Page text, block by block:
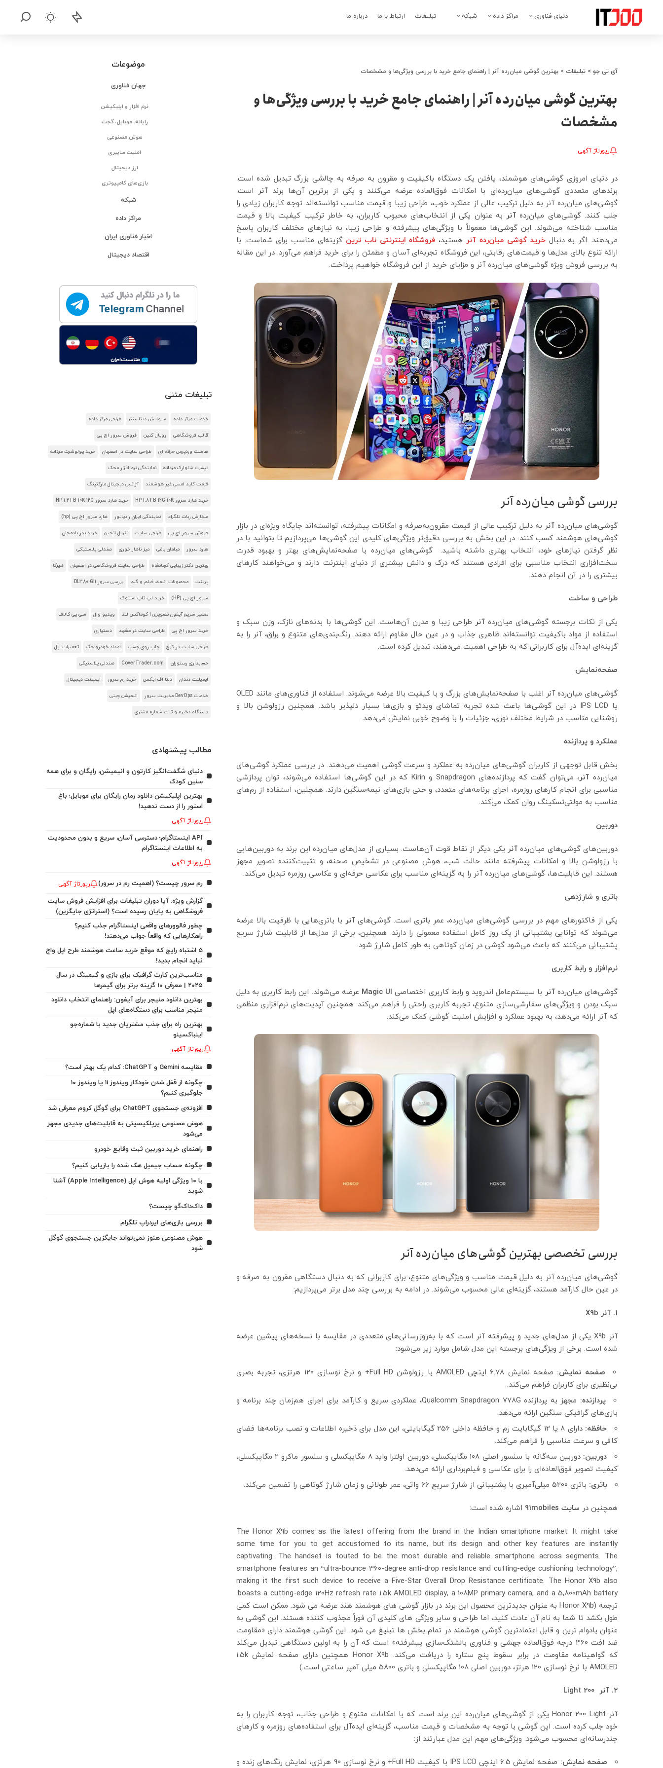
دنیای فناوری مراکز داده شبکه تبلیغات ارتباط با ما درباره ما
آی تی جو > تبلیغات > بهترین گوشی میان‌رده آنر | راهنمای جامع خرید با بررسی ویژگی‌ها و مشخصات
بهترین گوشی میان‌رده آنر | راهنمای جامع خرید با بررسی ویژگی‌ها و
مشخصات
رپورتاژ آگهی
در دنیای امروزی گوشی‌های هوشمند، یافتن یک دستگاه باکیفیت و مقرون به صرفه به چالشی بزرگ تبدیل شده است.
برندهای متعددی گوشی‌های میان‌رده‌ای با امکانات فوق‌العاده عرضه می‌کنند و یکی از برترین آن‌ها برندآنر است.
گوشی‌های میان‌رده آنر به دلیل ترکیب عالی از عملکرد خوب، طراحی زیبا و قیمت مناسب توانسته‌اند توجه کاربران زیادی را
جلب کنند. گوشی‌های میان‌رده آنر به عنوان یکی از انتخاب‌های محبوب کاربران، به خاطر ترکیب کیفیت بالا و قیمت
مناسب شناخته می‌شوند. این گوشی‌ها معمولاً با ویژگی‌های پیشرفته و طراحی زیبا، به نیازهای مختلف کاربران پاسخ
می‌دهند. اگر به دنبالخرید گوشی میان‌رده آنر هستید، فروشگاه اینترنتی ناب ترین گزینه‌ای مناسب برای شماست. با
ارائه تنوع بالای مدل‌ها و قیمت‌های رقابتی، این فروشگاه تجربه‌ای آسان و مطمئن را برای خرید فراهم می‌آورد. در این مقاله
به بررسی فروش ویژه گوشی‌های میان‌رده آنر و مزایای خرید از این فروشگاه خواهیم پرداخت.
بررسی گوشی میان‌رده آنر
گوشی‌های میان‌رده آنر به دلیل ترکیب عالی از قیمت مقرون‌به‌صرفه و امکانات پیشرفته، توانسته‌اند جایگاه ویژه‌ای در بازار
گوشی‌های هوشمند کسب کنند. در این بخش به بررسی دقیق‌تر ویژگی‌های کلیدی این گوشی‌ها می‌پردازیم تا بتوانید با در
نظر گرفتن نیازهای خود، انتخاب بهتری داشته باشید. گوشی‌های میان‌رده با صفحه‌نمایش‌های بهتر و بهبود قدرت
سخت‌افزاری انتخاب مناسبی برای افرادی هستند که درک و دانش بیشتری از دنیای اینترنت دارند و می‌خواهند کارهای
بیشتری را در آن انجام دهند.
طراحی و ساخت
یکی از نکات برجسته گوشی‌های میان‌ردهآنر طراحی زیبا و مدرن آن‌هاست. این گوشی‌ها با بدنه‌های نازک، وزن سبک و
استفاده از مواد باکیفیت توانسته‌اند ظاهری جذاب و در عین حال مقاوم ارائه دهند. رنگ‌بندی‌های متنوع و براق، آنر را به
گزینه‌ای ایده‌آل برای کاربرانی که به طراحی اهمیت می‌دهند، تبدیل کرده است.
صفحه‌نمایش
گوشی‌های میان‌رده آنر اغلب با صفحه‌نمایش‌های بزرگ و با کیفیت بالا عرضه می‌شوند. استفاده از فناوری‌های مانند OLED
یا IPS LCD در این گوشی‌ها باعث شده تجربه تماشای ویدئو و بازی‌ها بسیار دلپذیر باشد. همچنین رزولوشن بالا و
روشنایی مناسب در شرایط مختلف نوری، جزئیات را با وضوح خوبی نمایش می‌دهد.
عملکرد و پردازنده
بخش قابل توجهی از کاربران گوشی‌های میان‌رده به عملکرد و سرعت گوشی اهمیت می‌دهند. در بررسی عملکرد گوشی‌های
میان‌رده آنر
، می‌توان گفت که پردازنده‌های Snapdragon و Kirin که در این گوشی‌ها استفاده می‌شوند، توان پردازشی
مناسبی برای انجام کارهای روزمره، اجرای برنامه‌های متعدد، و حتی بازی‌های نیمه‌سنگین دارند. همچنین، استفاده از رم‌های
مناسب به مولتی‌تسکینگ روان کمک می‌کند.
دوربین
دوربین‌های گوشی‌های میان‌رده آنر یکی دیگر از نقاط قوت آن‌هاست. بسیاری از مدل‌های میان‌رده این برند به دوربین‌هایی
با رزولوشن بالا و امکانات پیشرفته مانند حالت شب، هوش مصنوعی در تشخیص صحنه، و تثبیت‌کننده تصویر مجهز
هستند. این قابلیت‌ها، گوشی‌های میان‌رده آنر را به گزینه‌ای مناسب برای عکاسی حرفه‌ای و عکاسی روزمره تبدیل می‌کند.
باتری و شارژدهی
یکی از فاکتورهای مهم در بررسی گوشی‌های میان‌رده، عمر باتری است. گوشی‌هایآنر با باتری‌هایی با ظرفیت بالا عرضه
می‌شوند که توانایی پشتیبانی از یک روز کامل استفاده معمولی را دارند. همچنین، برخی از مدل‌ها از قابلیت شارژ سریع
پشتیبانی می‌کنند که باعث می‌شود گوشی در زمان کوتاهی به طور کامل شارژ شود.
نرم‌افزار و رابط کاربری
گوشی‌های میان‌ردهآنر با سیستم‌عامل اندروید و رابط کاربری اختصاصی Magic UI عرضه می‌شوند. این رابط کاربری به دلیل
سبک بودن و ویژگی‌های سفارشی‌سازی متنوع، تجربه کاربری راحتی را فراهم می‌کند. همچنین آپدیت‌های نرم‌افزاری منظمی
که آنر ارائه می‌دهد، به بهبود عملکرد و افزایش امنیت گوشی کمک می‌کند.
بررسی تخصصی بهترین گوشی‌های میان‌رده آنر
گوشی‌های میان‌رده آنر به دلیل قیمت مناسب و ویژگی‌های متنوع، برای کاربرانی که به دنبال دستگاهی مقرون به صرفه و
در عین حال کارآمد هستند، گزینه‌ای عالی محسوب می‌شوند. در ادامه به بررسی چند مدل برتر می‌پردازیم:
۱. آنر X9b
آنر X9b یکی از مدل‌های جدید و پیشرفته آنر است که با به‌روزرسانی‌های متعددی در مقایسه با نسخه‌های پیشین عرضه
شده است. برخی از ویژگی‌های برجسته این مدل شامل موارد زیر می‌شود:
صفحه نمایش:
صفحه نمایش 6.78 اینچی AMOLED با رزولوشن Full HD+ و نرخ نوسازی 120 هرتزی، تجربه بصری
بی‌نظیری برای کاربران فراهم می‌کند.
پردازنده:
مجهز به پردازنده Qualcomm Snapdragon 778G، عملکردی سریع و کارآمد برای اجرای هم‌زمان چند برنامه و
بازی‌های گرافیکی سنگین ارائه می‌دهد.
حافظه:
دارای 8 یا 12 گیگابایت رم و حافظه داخلی 256 گیگابایتی، این مدل برای ذخیره اطلاعات و نصب برنامه‌ها فضای
کافی و سرعت مناسبی را فراهم می‌کند.
دوربین:
دوربین سه‌گانه با سنسور اصلی 108 مگاپیکسلی، دوربین اولترا واید 8 مگاپیکسلی و سنسور ماکرو 2 مگاپیکسلی،
کیفیت تصویر فوق‌العاده‌ای را برای عکاسی و فیلم‌برداری ارائه می‌دهد.
باتری: باتری 5200 میلی‌آمپری با پشتیبانی از شارژ سریع 66 واتی، عمر طولانی و زمان شارژ کوتاهی را تضمین می‌کند.
همچنین در سایت 91mobiles اشاره شده است:
The Honor X9b comes as the latest offering from the brand in the Indian smartphone market. It might take
some time for you to get accustomed to its name, but its design and other key features are instantly
captivating. The handset is touted to be the most durable and reliable smartphone across segments. The
smartphone features an “ultra-bounce 360-degree anti-drop resistance and cutting-edge cushioning technology”,
making it the first such device to receive a Five-Star Overall Drop Resistance certificate. The Honor X9b also
boasts a cutting-edge 120Hz refresh rate 1.5k AMOLED display, a 108MP primary camera, and a 5,800mAh battery.
ترجمه (Honor X9b به عنوان جدیدترین محصول این برند در بازار گوشی های هوشمند هند عرضه می شود. ممکن است کمی
طول بکشد تا شما به نام آن عادت کنید، اما طراحی و سایر ویژگی های کلیدی آن فوراً مجذوب کننده هستند. این گوشی به
عنوان بادوام ترین و قابل اعتمادترین گوشی هوشمند در تمام بخش ها تبلیغ می شود. این گوشی هوشمند دارای «مقاومت
ضد افت 360 درجه فوق‌العاده جهشی و فناوری بالشتک‌سازی پیشرفته» است که آن را به اولین دستگاهی تبدیل می‌کند
که گواهینامه مقاومت در برابر سقوط پنج ستاره را دریافت می‌کند. Honor X9b همچنین دارای صفحه نمایش 1.5k
AMOLED با نرخ نوسازی 120 هرتز، دوربین اصلی 108 مگاپیکسلی و باتری 5800 میلی آمپر ساعتی است.)
۲. آنر 200 Light
آنر Honor 200 Light یکی از گوشی‌های میان‌رده این برند است که با امکانات متنوع و طراحی جذاب، توجه کاربران را به
خود جلب کرده است. این گوشی با توجه به مشخصات و قیمت مناسب، گزینه‌ای ایده‌آل برای استفاده‌های روزمره و کارهای
چندرسانه‌ای محسوب می‌شود. ویژگی‌های مهم این مدل عبارتند از:
صفحه نمایش: صفحه نمایش 6.5 اینچی IPS LCD با کیفیت Full HD+ و نرخ نوسازی 90 هرتزی، نمایش رنگ‌های زنده و
موضوعات
جهان فناوری
نرم افزار و اپلیکیشن
رایانه، موبایل، گجت
هوش مصنوعی
امنیت سایبری
ارز دیجیتال
بازی‌های کامپیوتری
شبکه
مراکز داده
اخبار فناوری ایران
اقتصاد دیجیتال
تبلیغات متنی
خدمات مرکز داده سرمایش دیتاسنتر طراحی مرکز داده
قالب فروشگاهی رویال کنین فروش سرور اچ پی
هاست وردپرس حرفه ای طراحی سایت در اصفهان خرید پولوشرت مردانه
تیشرت شلوارک مردانه نمایندگی نرم افزار محک
قیمت کلید لمسی غیر هوشمند آژانس دیجیتال مارکتینگ
خرید هارد سرور HP 1.8TB 12G 10K خرید هارد سرور HP 1.2TB 10K 12G
سفارش ربات تلگرام نمایندگی ایران رادیاتور هارد سرور اچ پی (hp)
فروش سرور اچ پی طراحی سایت آنریل انجین خرید بذر بادمجان
هارد سرور مبلمان باغی میز ناهار خوری صندلی پلاستیکی
بهترین دکتر زیبایی کرمانشاه طراحی سایت فروشگاهی در اصفهان هیرکا
پرینت محصولات انیمه، فیلم و گیم بررسی سرور DL380 G11
سرور اچ پی (HP) خرید لپ تاپ استوک
تعمیر سریع آیفون تصویری | کوماکس لند ویدیو وال سی پی کالاف
خرید سرور اچ پی طراحی سایت در مشهد دستیاری
طراحی سایت در کرج چاپ روی چسب امداد خودرو جک تعمیرات اپل
حسابداری رستوران CoverTrader.com صندلی پلاستیکی
ایمپلنت دندان دلتا اف ایکس خرید رم سرور ایمپلنت دیجیتال
خدمات DevOps مدیریت سرور انیمیشن چینی
دستگاه ذخیره و ثبت شماره مشتری
مطالب پیشنهادی
دنیای شگفت‌انگیز کارتون و انیمیشن، رایگان و برای همه
سنین کودک
بهترین اپلیکیشن دانلود رمان رایگان برای موبایل؛ باغ
استور را از دست ندهید!
رپورتاژ آگهی
API اینستاگرام؛ دسترسی آسان، سریع و بدون محدودیت
به اطلاعات اینستاگرام
رپورتاژ آگهی
رم سرور چیست؟ (اهمیت رم در سرور) رپورتاژ آگهی
گزارش ویژه: آیا دوران تبلیغات برای افزایش فروش سایت
فروشگاهی به پایان رسیده است؟ (استراتژی جایگزین)
چطور فالوورهای واقعی اینستاگرام جذب کنیم؟
راهکارهایی که واقعاً جواب می‌دهند!
5 اشتباه رایج که موقع خرید ساعت هوشمند طرح اپل واچ
نباید انجام بدید!
مناسب‌ترین کارت گرافیک برای بازی و گیمینگ در سال
۲۰۲۵ | معرفی ۱۰ گزینه برتر برای گیمرها
بهترین دانلود منیجر برای آیفون: راهنمای انتخاب دانلود
منیجر مناسب برای دستگاه‌های اپل
بهترین راه برای جذب مشتریان جدید با شماره‌جو
اینباکسینو
رپورتاژ آگهی
مقایسه Gemini و ChatGPT: کدام یک بهتر است؟
چگونه از قفل شدن خودکار ویندوز 11 یا ویندوز 10
جلوگیری کنیم؟
افزونه‌ی جستجوی ChatGPT برای گوگل کروم معرفی شد
هوش مصنوعی پرپلکیسیتی به قابلیت‌های جدیدی مجهز
می‌شود
راهنمای خرید دوربین ثبت وقایع خودرو
چگونه حساب جیمیل هک شده را بازیابی کنیم؟
با ۱۰ ویژگی اولیه هوش اپل (Apple Intelligence) آشنا
شوید
داک‌داک‌گو چیست؟
بررسی بازی‌های ایردراپ تلگرام
هوش مصنوعی هنوز نمی‌تواند جایگزین جستجوی گوگل
شود